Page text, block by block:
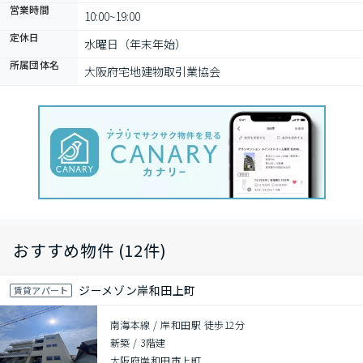
営業時間 10:00~19:00
定休日 水曜日（年末年始）
所属団体名 大阪府宅地建物取引業協会
おすすめ物件 (12件)
賃貸アパート ジーメゾン岸和田上町
南海本線 / 岸和田駅 徒歩12分
新築 / 3階建
大阪府岸和田市上町